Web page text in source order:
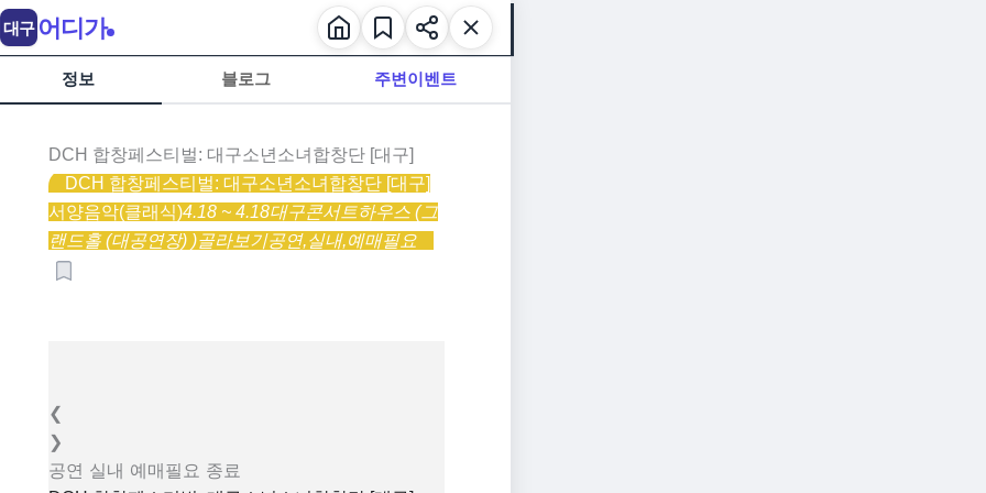
정보 블로그 주변이벤트
DCH 합창페스티벌: 대구소년소녀합창단 [대구]
DCH 합창페스티벌: 대구소년소녀합창단 [대구]
서양음악(클래식)4.18 ~ 4.18대구콘서트하우스 (그
랜드홀 (대공연장) )골라보기공연,실내,예매필요
❮
❯
공연 실내 예매필요 종료
대구 어디가